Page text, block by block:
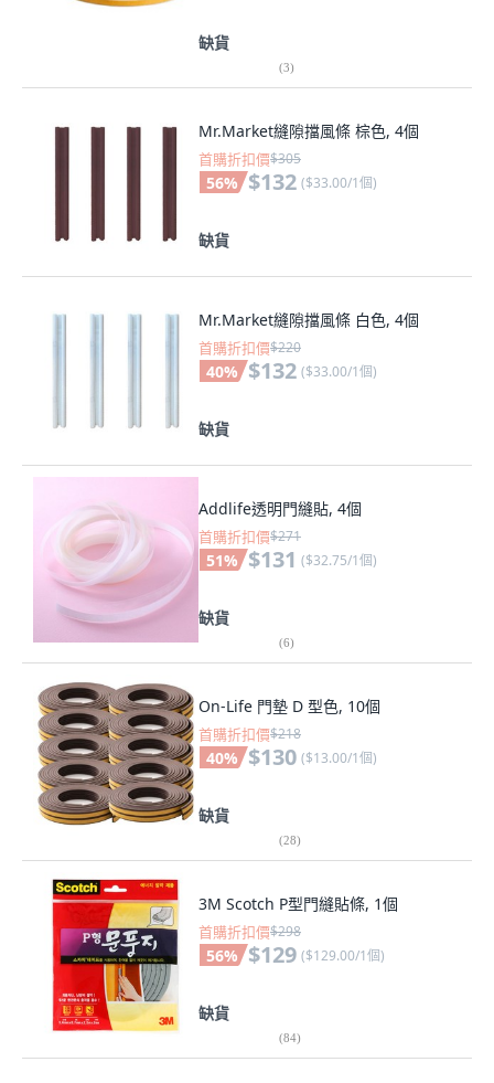
缺貨
(3)
Mr.Market縫隙擋風條 棕色, 4個
首購折扣價$305
56% $132 ($33.00/1個)
缺貨
Mr.Market縫隙擋風條 白色, 4個
首購折扣價$220
40% $132 ($33.00/1個)
缺貨
Addlife透明門縫貼, 4個
首購折扣價$271
51% $131 ($32.75/1個)
缺貨
(6)
On-Life 門墊 D 型色, 10個
首購折扣價$218
40% $130 ($13.00/1個)
缺貨
(28)
3M Scotch P型門縫貼條, 1個
首購折扣價$298
56% $129 ($129.00/1個)
缺貨
(84)